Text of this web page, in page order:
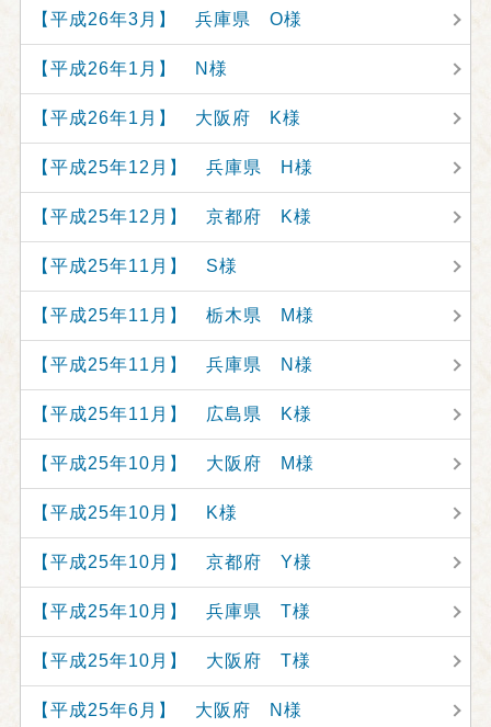
【平成26年3月】 兵庫県 O様
【平成26年1月】 N様
【平成26年1月】 大阪府 K様
【平成25年12月】 兵庫県 H様
【平成25年12月】 京都府 K様
【平成25年11月】 S様
【平成25年11月】 栃木県 M様
【平成25年11月】 兵庫県 N様
【平成25年11月】 広島県 K様
【平成25年10月】 大阪府 M様
【平成25年10月】 K様
【平成25年10月】 京都府 Y様
【平成25年10月】 兵庫県 T様
【平成25年10月】 大阪府 T様
【平成25年6月】 大阪府 N様